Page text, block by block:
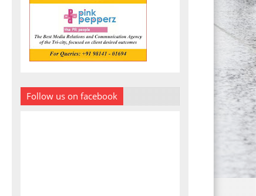
Follow us on facebook